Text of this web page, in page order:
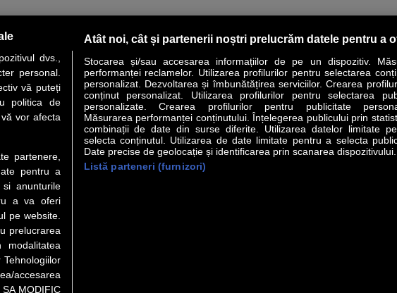
LIDERI ANALIZE HI-TECH MEET THE CEO LIFESTYLE
Politica de confidentialitate
Termeni si conditii
About cookies
Servicii Revista
dvs.,
personal.
vă puteți
politica de
vor afecta
partenere,
pentru a
anunturile
a va oferi
pe website.
prelucrarea
Tehnologiilor
accesarea
MODIFIC
Atât noi, cât și partenerii noștri prelucrăm datele pentru a
Stocarea și/sau accesarea informațiilor de pe un dispozitiv.
performanței reclamelor. Utilizarea profilurilor pentru selectarea
personalizat. Dezvoltarea și îmbunătățirea serviciilor. Crearea
conținut personalizat. Utilizarea profilurilor pentru selectarea
personalizate. Crearea profilurilor pentru publicitate
Măsurarea performanței conținutului. Înțelegerea publicului prin
combinații de date din surse diferite. Utilizarea datelor limitate
selecta conținutul. Utilizarea de date limitate pentru a selecta
Date precise de geolocație și identificarea prin scanarea dispozitivului.
Listă parteneri (furnizori)